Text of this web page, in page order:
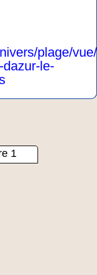
plage/
le-
1